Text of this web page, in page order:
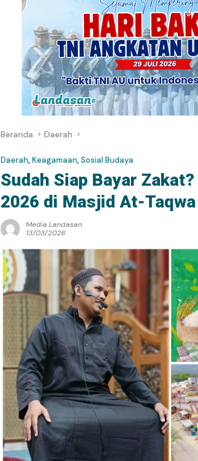
Beranda Daerah
Daerah, Keagamaan, Sosial Budaya
Sudah Siap Bayar
2026 di Masjid At-
Media Landasan
13/03/2026